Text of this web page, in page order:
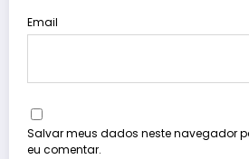
Email
Salvar meus dados neste navegador
eu comentar.